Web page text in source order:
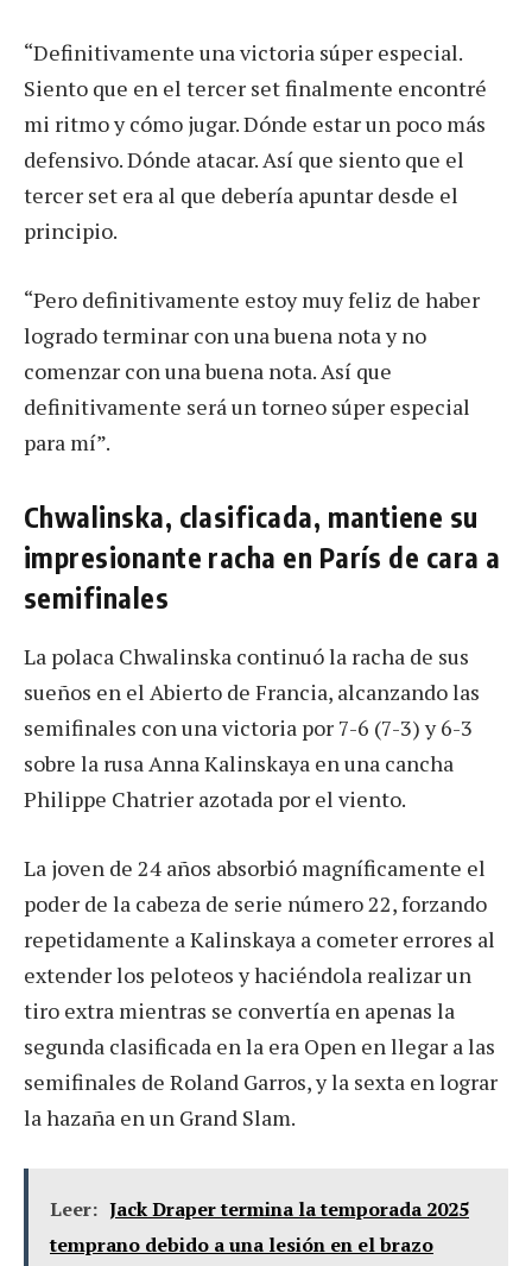
“Definitivamente una victoria súper especial.
Siento que en el tercer set finalmente encontré
mi ritmo y cómo jugar. Dónde estar un poco más
defensivo. Dónde atacar. Así que siento que el
tercer set era al que debería apuntar desde el
principio.
“Pero definitivamente estoy muy feliz de haber
logrado terminar con una buena nota y no
comenzar con una buena nota. Así que
definitivamente será un torneo súper especial
para mí”.
Chwalinska, clasificada, mantiene su
impresionante racha en París de cara a
semifinales
La polaca Chwalinska continuó la racha de sus
sueños en el Abierto de Francia, alcanzando las
semifinales con una victoria por 7-6 (7-3) y 6-3
sobre la rusa Anna ‌Kalinskaya en una cancha
Philippe Chatrier azotada por el viento.
La joven de 24 años absorbió magníficamente el
poder de la cabeza de serie número 22, forzando
repetidamente a Kalinskaya a cometer errores al
extender los peloteos y haciéndola realizar un
tiro extra mientras se convertía en apenas la
segunda clasificada en la era Open en llegar a las
semifinales de Roland Garros, y la sexta en lograr
la hazaña en un Grand Slam.
Leer: Jack Draper termina la temporada 2025
temprano debido a una lesión en el brazo